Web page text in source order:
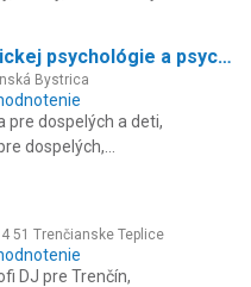
Ambulancia klinickej psychológie a psychoterapie
Bystrica
pre dospelých a deti,
dospelých,
51 Trenčianske Teplice
DJ pre Trenčín,